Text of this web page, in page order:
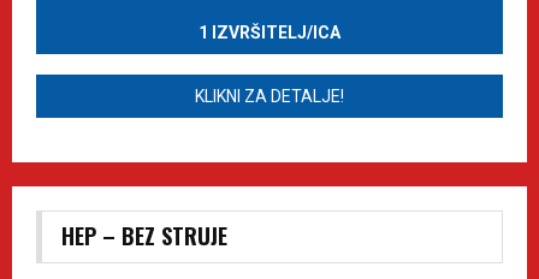
1 IZVRŠITELJ/ICA
KLIKNI ZA DETALJE!
HEP – BEZ STRUJE